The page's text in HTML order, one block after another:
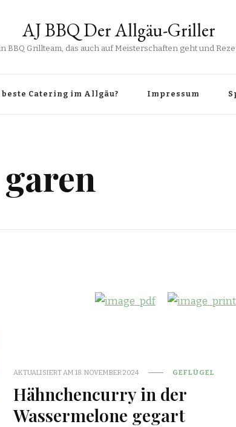
AJ BBQ Der Allgäu-Griller
BBQ Grillteam, das auch auf Meisterschaften geht und
beste Catering im Allgäu? Impressum
AKTUALISIERT AM18. NOVEMBER 2024 GEFLÜGEL
Hähnchencurry in der
Wassermelone gegart